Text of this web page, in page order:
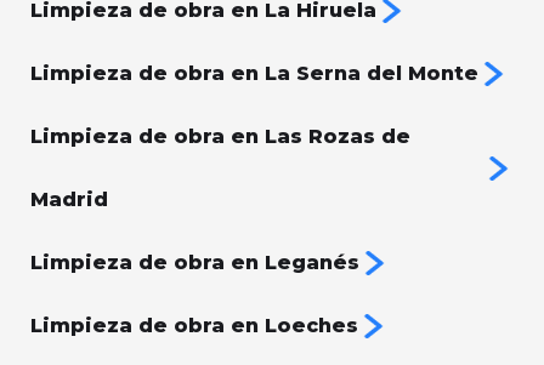
Limpieza de obra en La Hiruela
Limpieza de obra en La Serna del Monte
Limpieza de obra en Las Rozas de
Madrid
Limpieza de obra en Leganés
Limpieza de obra en Loeches